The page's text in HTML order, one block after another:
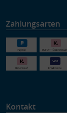
Zahlungsarten
Kontakt